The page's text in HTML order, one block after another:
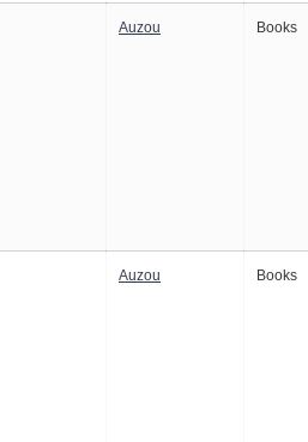
Auzou Books
Auzou Books